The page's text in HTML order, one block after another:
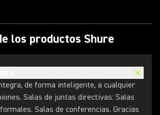
los productos Shure
de forma inteligente, a cualquier
Salas de juntas directivas: Salas
Salas de conferencias. Gracias